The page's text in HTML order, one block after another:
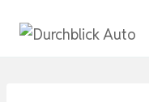
Inhalt